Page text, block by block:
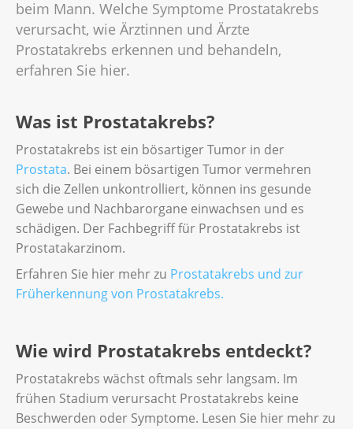
beim Mann. Welche Symptome Prostatakrebs
verursacht, wie Ärztinnen und Ärzte
Prostatakrebs erkennen und behandeln,
erfahren Sie hier.
Was ist Prostatakrebs?
Prostatakrebs ist ein bösartiger Tumor in der
Prostata. Bei einem bösartigen Tumor vermehren
sich die Zellen unkontrolliert, können ins gesunde
Gewebe und Nachbarorgane einwachsen und es
schädigen. Der Fachbegriff für Prostatakrebs ist
Prostatakarzinom.
Erfahren Sie hier mehr zu Prostatakrebs und zur
Früherkennung von Prostatakrebs.
Wie wird Prostatakrebs entdeckt?
Prostatakrebs wächst oftmals sehr langsam. Im
frühen Stadium verursacht Prostatakrebs keine
Beschwerden oder Symptome. Lesen Sie hier mehr zu